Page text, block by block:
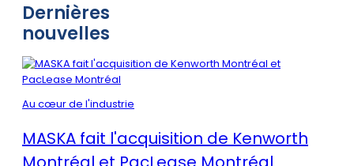
Dernières
nouvelles
Au cœur de l'industrie
MASKA fait l'acquisition de Kenworth